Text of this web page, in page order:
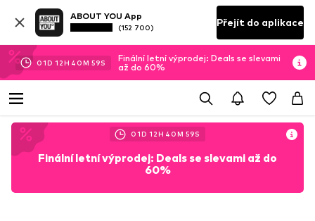
ABOUT YOU App
(152 700) Přejít do aplikace
01D 12H 40M 57S
Finální letní výprodej: Deals se slevami
až do 60%
01D 12H 40M 57S
Finální letní výprodej: Deals se slevami až do
60%